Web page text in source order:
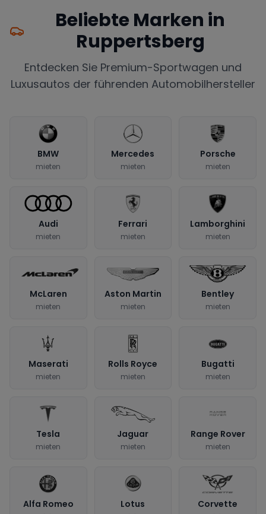
Beliebte Marken in
Ruppertsberg
Entdecken Sie Premium-Sportwagen und
Luxusautos der führenden Automobilhersteller
BMW
mieten
Mercedes
mieten
Porsche
mieten
Audi
mieten
Ferrari
mieten
Lamborghini
mieten
McLaren
mieten
Aston Martin
mieten
Bentley
mieten
Maserati
mieten
Rolls Royce
mieten
Bugatti
mieten
Tesla
mieten
Jaguar
mieten
Range Rover
mieten
Alfa Romeo Lotus Corvette